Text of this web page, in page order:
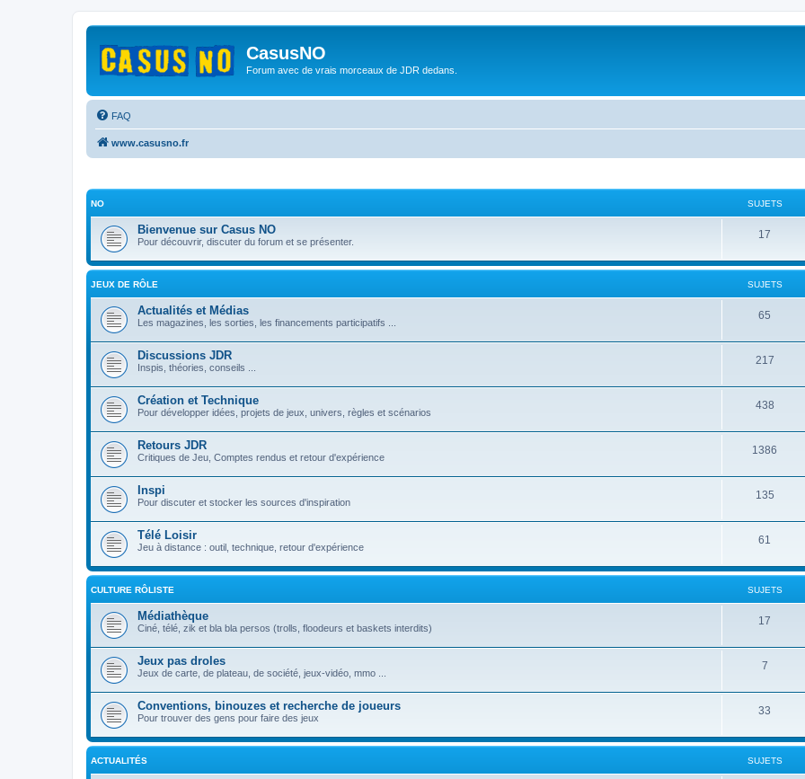
CasusNO
Forum avec de vrais morceaux de JDR dedans.
FAQ
www.casusno.fr
NO SUJETS
Bienvenue sur Casus NO
Pour découvrir, discuter du forum et se présenter.
17
JEUX DE RÔLE SUJETS
Actualités et Médias
Les magazines, les sorties, les financements participatifs ...
65
Discussions JDR
Inspis, théories, conseils ...
217
Création et Technique
Pour développer idées, projets de jeux, univers, règles et scénarios
438
Retours JDR
Critiques de Jeu, Comptes rendus et retour d'expérience
1386
Inspi
Pour discuter et stocker les sources d'inspiration
135
Télé Loisir
Jeu à distance : outil, technique, retour d'expérience
61
CULTURE RÔLISTE SUJETS
Médiathèque
Ciné, télé, zik et bla bla persos (trolls, floodeurs et baskets interdits)
17
Jeux pas droles
Jeux de carte, de plateau, de société, jeux-vidéo, mmo ...
7
Conventions, binouzes et recherche de joueurs
Pour trouver des gens pour faire des jeux
33
ACTUALITÉS SUJETS